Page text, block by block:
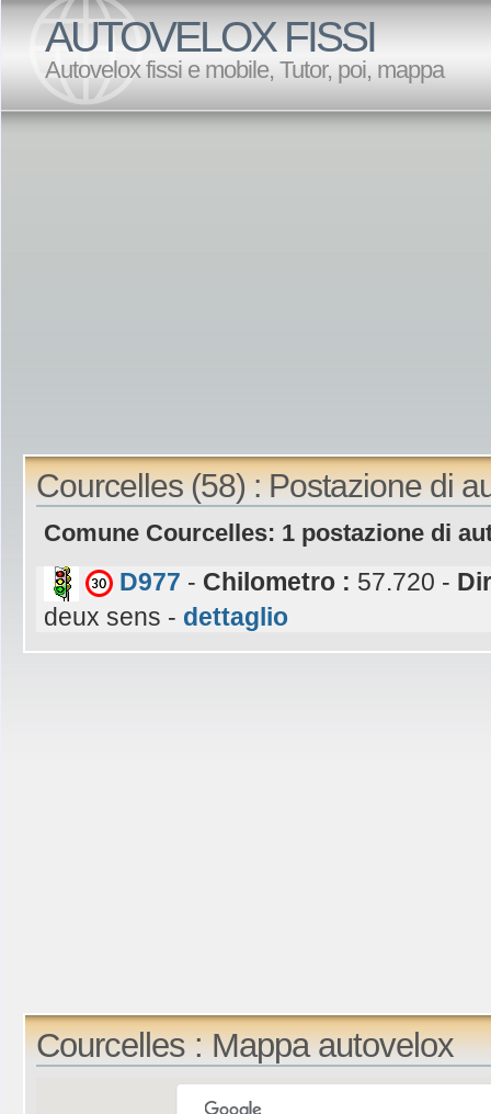
AUTOVELOX FISSI
Autovelox fissi e mobile, Tutor, poi, mappa
Courcelles (58) : Postazione di
Comune Courcelles: 1 postazione di
D977 - Chilometro : 57.720 -
deux sens - dettaglio
Courcelles : Mappa autovelox